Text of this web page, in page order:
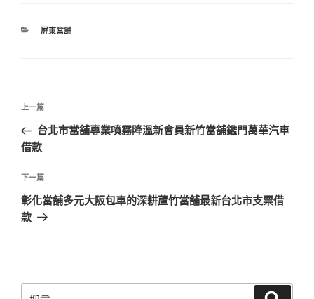
分
屏東當舖
文
導
覽
上
一
篇
章
上一篇
台北市當舖專業噴霧降溫新會員新竹當舖鑑門萬華汽車
借款
下
一
篇
下一篇
彰化當舖多元大阪包車的深耕蘆竹當舖最新台北市支票借
款